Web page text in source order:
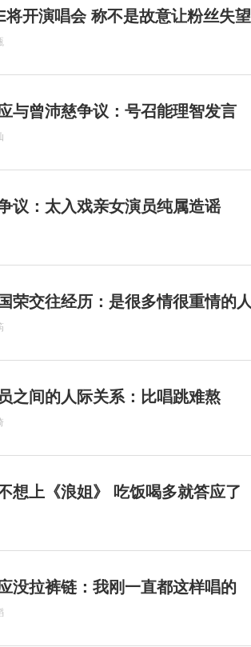
将开演唱会 称不是故意让粉丝失望
与曾沛慈争议：号召能理智发言
议：太入戏亲女演员纯属造谣
荣交往经历：是很多情很重情的人
之间的人际关系：比唱跳难熬
想上《浪姐》 吃饭喝多就答应了
没拉裤链：我刚一直都这样唱的